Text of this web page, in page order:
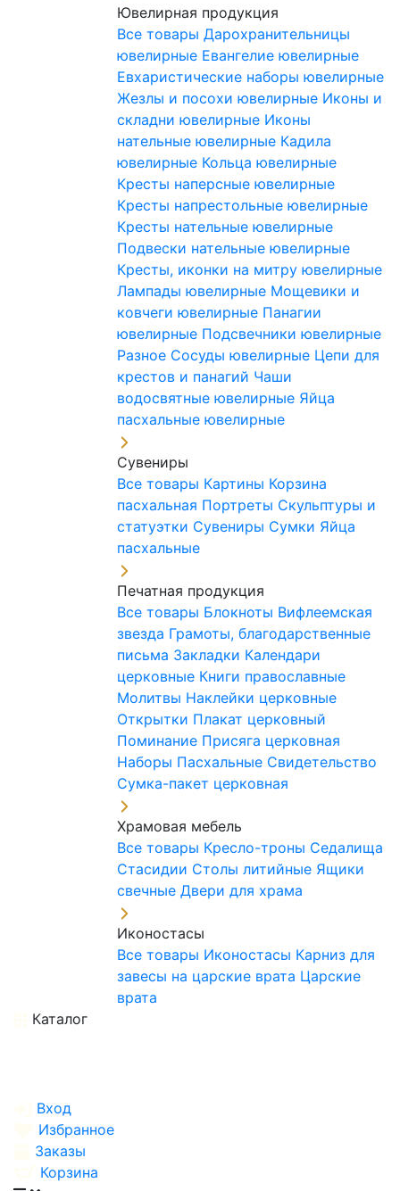
Ювелирная продукция
Все товары Дарохранительницы
ювелирные Евангелие ювелирные
Евхаристические наборы ювелирные
Жезлы и посохи ювелирные Иконы и
складни ювелирные Иконы
нательные ювелирные Кадила
ювелирные Кольца ювелирные
Кресты наперсные ювелирные
Кресты напрестольные ювелирные
Кресты нательные ювелирные
Подвески нательные ювелирные
Кресты, иконки на митру ювелирные
Лампады ювелирные Мощевики и
ковчеги ювелирные Панагии
ювелирные Подсвечники ювелирные
Разное Сосуды ювелирные Цепи для
крестов и панагий Чаши
водосвятные ювелирные Яйца
пасхальные ювелирные
Сувениры
Все товары Картины Корзина
пасхальная Портреты Скульптуры и
статуэтки Сувениры Сумки Яйца
пасхальные
Печатная продукция
Все товары Блокноты Вифлеемская
звезда Грамоты, благодарственные
письма Закладки Календари
церковные Книги православные
Молитвы Наклейки церковные
Открытки Плакат церковный
Поминание Присяга церковная
Наборы Пасхальные Свидетельство
Сумка-пакет церковная
Храмовая мебель
Все товары Кресло-троны Седалища
Стасидии Столы литийные Ящики
свечные Двери для храма
Иконостасы
Все товары Иконостасы Карниз для
завесы на царские врата Царские
врата
Каталог
Вход
Избранное
Заказы
Корзина